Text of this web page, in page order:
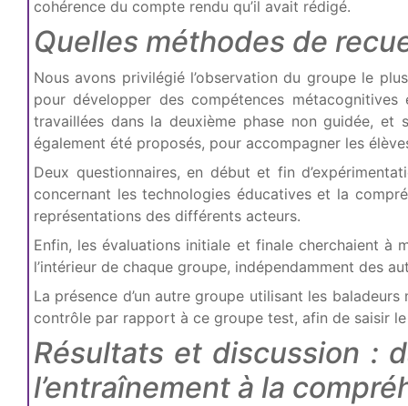
cohérence du compte rendu qu’il avait rédigé.
Quelles méthodes de
Nous avons privilégié l’observation du groupe le
pour développer des compétences
travaillées dans la deuxième phase non guidée, et
également été proposés, pour accompagner les
Deux questionnaires, en début et fin
concernant les technologies éducatives et la
représentations des différents acteurs.
Enfin, les évaluations initiale et finale cherchaient à
l’intérieur de chaque groupe, indépendamment des
La présence d’un autre groupe utilisant les
contrôle par rapport à ce groupe test, afin de saisir
Résultats et discussion :
l’entraînement à la